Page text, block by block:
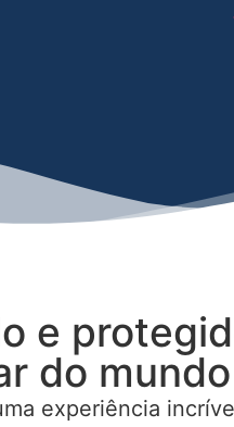
e
do mundo
experiência